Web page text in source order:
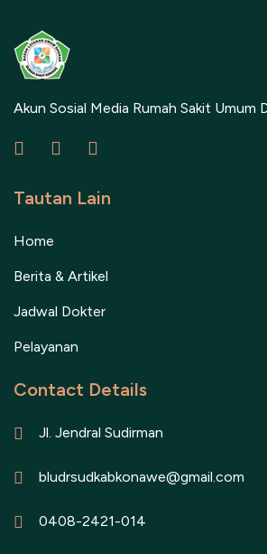
Akun Sosial Media Rumah Sakit Umum
Tautan Lain
Home
Berita & Artikel
Jadwal Dokter
Pelayanan
Contact Details
Jl. Jendral Sudirman
bludrsudkabkonawe@gmail.com
0408-2421-014